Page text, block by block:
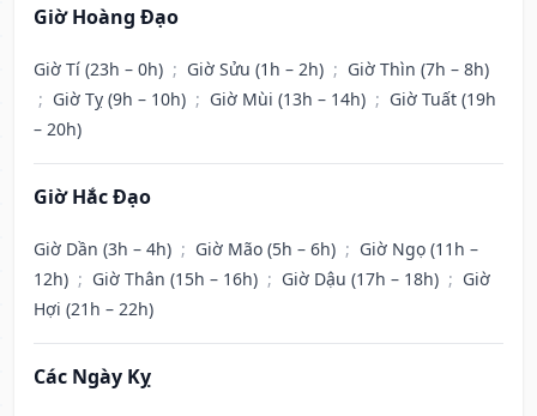
Giờ Hoàng Đạo
Giờ Tí (23h – 0h) ; Giờ Sửu (1h – 2h) ; Giờ Thìn (7h – 8h)
; Giờ Tỵ (9h – 10h) ; Giờ Mùi (13h – 14h) ; Giờ Tuất (19h
– 20h)
Giờ Hắc Đạo
Giờ Dần (3h – 4h) ; Giờ Mão (5h – 6h) ; Giờ Ngọ (11h –
12h) ; Giờ Thân (15h – 16h) ; Giờ Dậu (17h – 18h) ; Giờ
Hợi (21h – 22h)
Các Ngày Kỵ